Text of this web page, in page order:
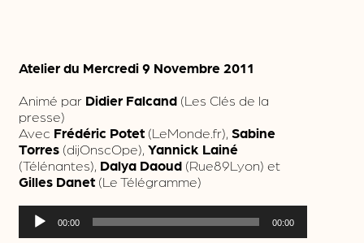
Atelier du Mercredi 9 Novembre 2011
Animé par Didier Falcand(Les Clés de la
presse)
Avec Frédéric Potet (LeMonde.fr), Sabine
Torres (dijOnscOpe), Yannick Lainé
(Télénantes), Dalya Daoud(Rue89Lyon) et
Gilles Danet (Le Télégramme)
Lecteur
audio
00:00 00:00